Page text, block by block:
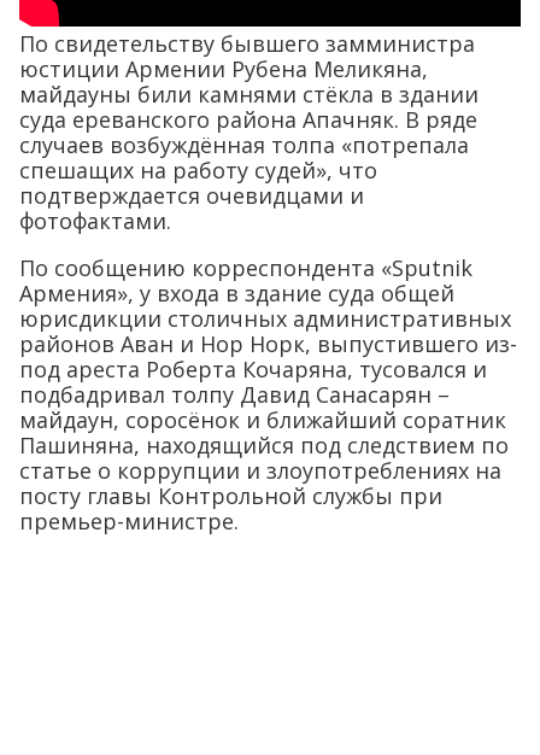
По свидетельству бывшего замминистра
юстиции Армении Рубена Меликяна,
майдауны били камнями стёкла в здании
суда ереванского района Апачняк. В ряде
случаев возбуждённая толпа «потрепала
спешащих на работу судей», что
подтверждается очевидцами и
фотофактами.
По сообщению корреспондента «Sputnik
Армения», у входа в здание суда общей
юрисдикции столичных административных
районов Аван и Нор Норк, выпустившего из-
под ареста Роберта Кочаряна, тусовался и
подбадривал толпу Давид Санасарян –
майдаун, соросёнок и ближайший соратник
Пашиняна, находящийся под следствием по
статье о коррупции и злоупотреблениях на
посту главы Контрольной службы при
премьер-министре.